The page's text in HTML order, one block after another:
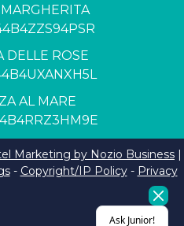
DELLE ROSE
AL MARE
Marketing by Nozio Business |
- Copyright/IP Policy- Privacy